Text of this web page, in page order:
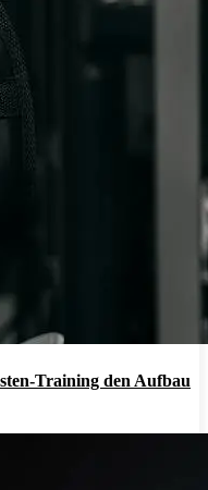
Training den Aufbau